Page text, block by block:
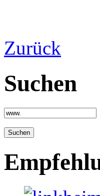
Zurück
Suchen